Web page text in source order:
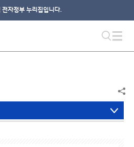
전자정부 누리집입니다.